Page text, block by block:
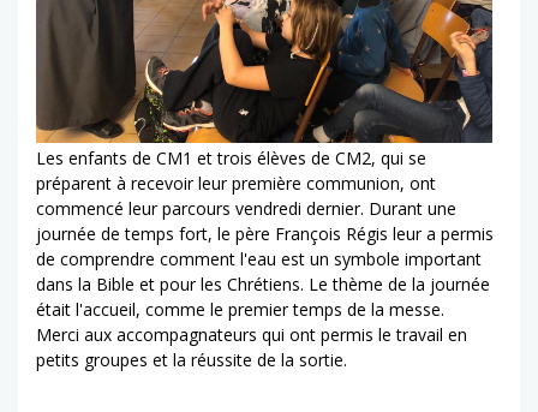
Les enfants de CM1 et trois élèves de CM2, qui se
préparent à recevoir leur première communion, ont
commencé leur parcours vendredi dernier. Durant une
journée de temps fort, le père François Régis leur a permis
de comprendre comment l'eau est un symbole important
dans la Bible et pour les Chrétiens. Le thème de la journée
était l'accueil, comme le premier temps de la messe.
Merci aux accompagnateurs qui ont permis le travail en
petits groupes et la réussite de la sortie.